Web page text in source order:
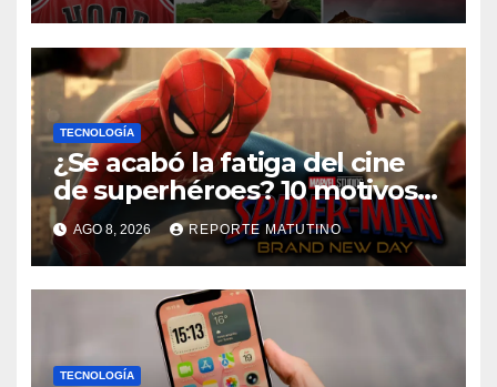
TECNOLOGÍA
¿Se acabó la fatiga del cine
de superhéroes? 10 motivos
por los que ‘Spider-Man:
Brand New Day» desmiente
esa teoría
AGO 8, 2026 REPORTE MATUTINO
TECNOLOGÍA